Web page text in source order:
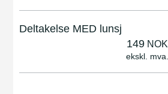
Deltakelse MED lunsj
149 NOK
ekskl. mva.